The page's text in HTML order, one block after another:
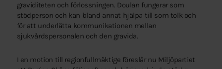
graviditeten och förlossningen. Doulan fungerar som
stödperson och kan bland annat hjälpa till som tolk och
för att underlätta kommunikationen mellan
sjukvårdspersonalen och den gravida.
I en motion till regionfullmäktige föreslår nu Miljöpartiet